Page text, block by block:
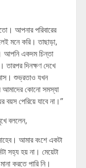
আপনার পরিবারের
মনে করি। তাছাড়া,
আপনি একদম চিন্তা
দিনক্ষণ দেখে
শুভ্রতাও যখন
আমাদের কোনো সমস্যা
বয়স পেরিয়ে যাবে না।”
বললেন,
আমার বংশে একটা
সহ্য হয় না। মেয়েটা
করতে পারি নি।